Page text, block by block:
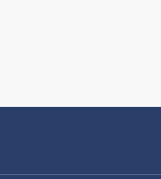
在何時旅行社有限公司旗
資蒐集處理利用